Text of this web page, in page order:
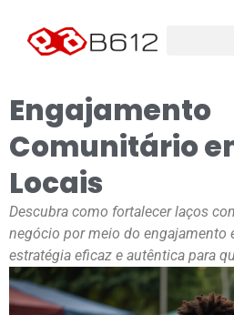
Engajamento
Comunitário
Locais
Descubra como fortalecer laços
negócio por meio do engajamento
estratégia eficaz e autêntica para